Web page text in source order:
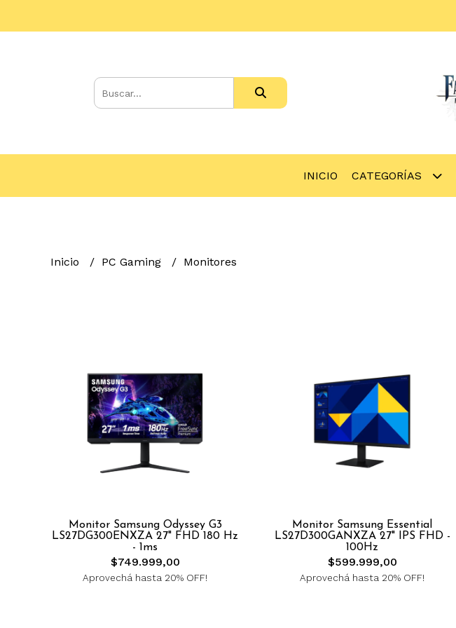
INICIO CATEGORÍAS
Inicio PC Gaming Monitores
Monitor Samsung Odyssey G3
LS27DG300ENXZA 27" FHD 180 Hz
- 1ms
$749.999,00
Aprovechá hasta 20% OFF!
Monitor Samsung Essential
LS27D300GANXZA 27" IPS FHD -
100Hz
$599.999,00
Aprovechá hasta 20% OFF!